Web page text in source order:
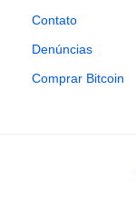
Contato
Denúncias
Comprar Bitcoin